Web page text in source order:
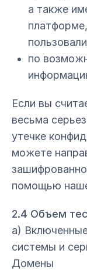
а также
по
Если вы
весьма
утечке
можете
помощью
2.4 Объем
а)
системы и
Домены